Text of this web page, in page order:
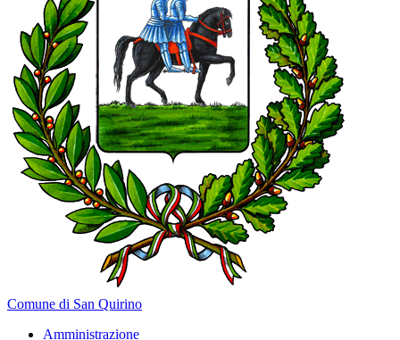
Comune di San Quirino
Amministrazione